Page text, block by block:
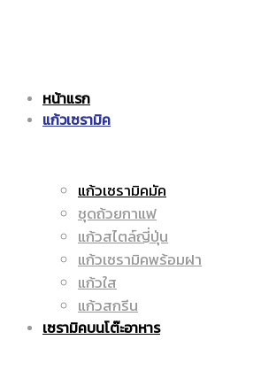
ราคา
เซรามิค
ราคา
หน้าแรก
แก้วเซรามิค
แก้วเซรามิคมัค
ชุดถ้วยกาแฟ
แก้วสไตล์ญี่ปุ่น
แก้วเซรามิคพร้อมฝา
แก้วใส
แก้วสกรีน
เซรามิคบนโต๊ะอาหาร